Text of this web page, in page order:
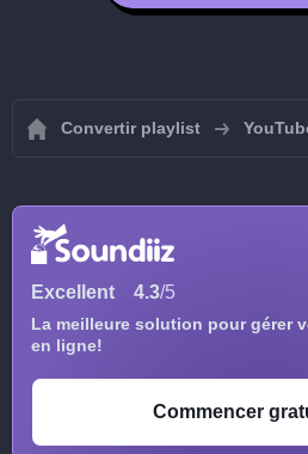
Convertir playlist
Excellent 4.3/5
La meilleure solution pour gérer
en ligne!
Commencer